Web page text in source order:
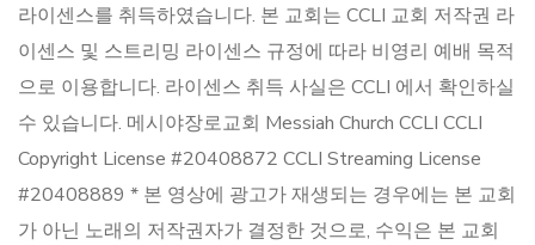
라이센스를 취득하였습니다. 본 교회는 CCLI 교회 저작권 라
이센스 및 스트리밍 라이센스 규정에 따라 비영리 예배 목적
으로 이용합니다. 라이센스 취득 사실은 CCLI 에서 확인하실
수 있습니다. 메시야장로교회 Messiah Church CCLI CCLI
Copyright License #20408872 CCLI Streaming License
#20408889 * 본 영상에 광고가 재생되는 경우에는 본 교회
가 아닌 노래의 저작권자가 결정한 것으로, 수익은 본 교회